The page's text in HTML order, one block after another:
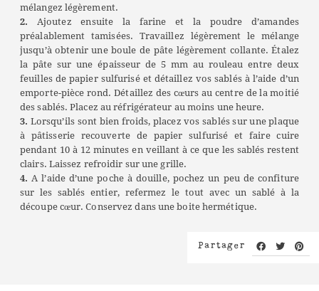
mélangez légèrement.
2. Ajoutez ensuite la farine et la poudre d’amandes
préalablement tamisées. Travaillez légèrement le mélange
jusqu’à obtenir une boule de pâte légèrement collante. Étalez
la pâte sur une épaisseur de 5 mm au rouleau entre deux
feuilles de papier sulfurisé et détaillez vos sablés à l’aide d’un
emporte-pièce rond. Détaillez des cœurs au centre de la moitié
des sablés. Placez au réfrigérateur au moins une heure.
3. Lorsqu’ils sont bien froids, placez vos sablés sur une plaque
à pâtisserie recouverte de papier sulfurisé et faire cuire
pendant 10 à 12 minutes en veillant à ce que les sablés restent
clairs. Laissez refroidir sur une grille.
4. A l’aide d’une poche à douille, pochez un peu de confiture
sur les sablés entier, refermez le tout avec un sablé à la
découpe cœur. Conservez dans une boite hermétique.
Partager